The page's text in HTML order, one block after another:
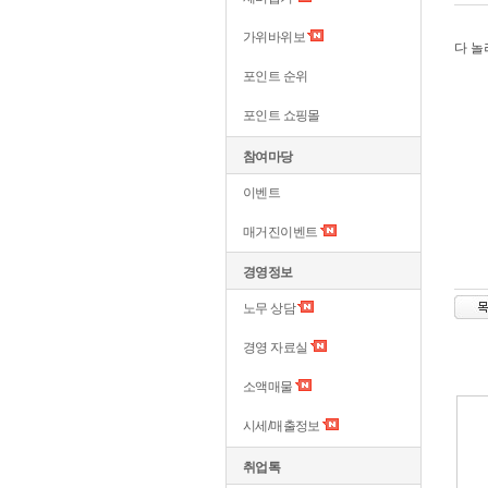
가위바위보
포인트 순위
포인트 쇼핑몰
참여마당
이벤트
매거진이벤트
경영정보
노무 상담
경영 자료실
소액매물
시세/매출정보
취업톡
다